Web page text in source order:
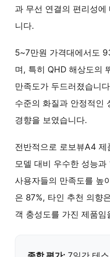
과 무선 연결의 편리성
니다.
5~7만원 가격대에서도
며, 특히 QHD 해상도의
만족도가 두드러졌습니
수준의 화질과 안정적인
경향을 보였습니다.
전반적으로 로보뷰A4
모델 대비 우수한 성능과
사용자들의 만족도를 높
은 87%, 타인 추천 의향
객 충성도를 가진 제품임